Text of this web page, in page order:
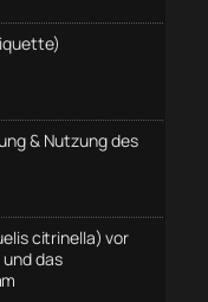
& Nutzung des
citrinella) vor
das